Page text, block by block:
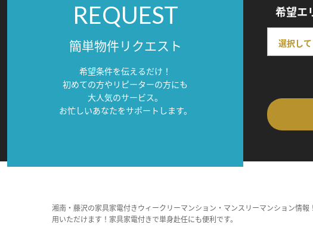
REQUEST
簡単物件リクエスト
希望条件を伝えるだけ！
初めての方やリピーターの方にも
大人気のサービス。
お忙しいあなたをサポートします。
希望エ
湘南・藤沢の家具家電付きウィークリーマンション・マンスリーマンション情
用いただけます！家具家電付きで単身赴任にも便利です。